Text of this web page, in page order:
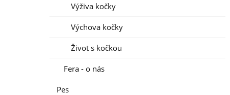
Výživa kočky
Výchova kočky
Život s kočkou
Fera - o nás
Pes